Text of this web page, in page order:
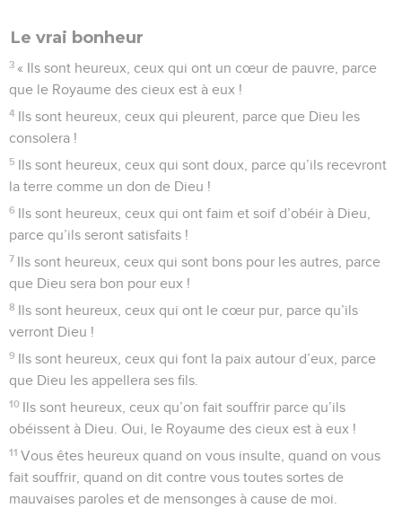
Le vrai bonheur
3 « Ils sont heureux, ceux qui ont un cœur de pauvre, parce
que le Royaume des cieux est à eux !
4 Ils sont heureux, ceux qui pleurent, parce que Dieu les
consolera !
5 Ils sont heureux, ceux qui sont doux, parce qu’ils recevront
la terre comme un don de Dieu !
6 Ils sont heureux, ceux qui ont faim et soif d’obéir à Dieu,
parce qu’ils seront satisfaits !
7 Ils sont heureux, ceux qui sont bons pour les autres, parce
que Dieu sera bon pour eux !
8 Ils sont heureux, ceux qui ont le cœur pur, parce qu’ils
verront Dieu !
9 Ils sont heureux, ceux qui font la paix autour d’eux, parce
que Dieu les appellera ses fils.
10 Ils sont heureux, ceux qu’on fait souffrir parce qu’ils
obéissent à Dieu. Oui, le Royaume des cieux est à eux !
11 Vous êtes heureux quand on vous insulte, quand on vous
fait souffrir, quand on dit contre vous toutes sortes de
mauvaises paroles et de mensonges à cause de moi.